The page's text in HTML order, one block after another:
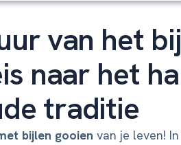
van het
naar het
traditie
bijlen gooien van je leven!